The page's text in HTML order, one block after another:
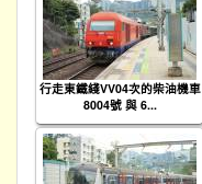
行走東鐵綫VV04次的柴油機車
8004號 與 6...